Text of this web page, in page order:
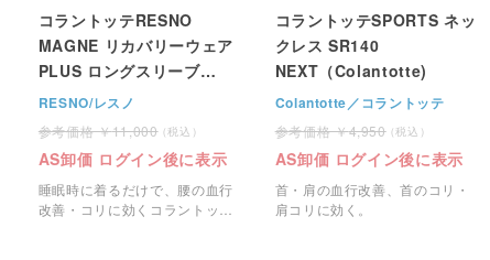
コラントッテRESNO
MAGNE リカバリーウェア
PLUS ロングスリーブ
（Colantotte)
RESNO/レスノ
11,000
AS卸価 ログイン後に表示
睡眠時に着るだけで、腰の血行
改善・コリに効くコラントッテ
コラントッテSPORTS ネッ
クレス SR140
NEXT（Colantotte)
Colantotte／コラントッテ
4,950
AS卸価 ログイン後に表示
首・肩の血行改善、首のコリ・
肩コリに効く。